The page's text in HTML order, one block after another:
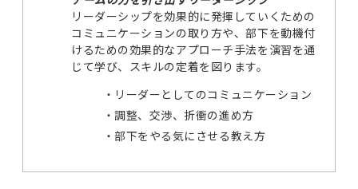
リーダーシップを効果的に発揮していくための
コミュニケーションの取り方や、部下を動機付
けるための効果的なアプローチ手法を演習を通
じて学び、スキルの定着を図ります。
リーダーとしてのコミュニケーション
調整、交渉、折衝の進め方
部下をやる気にさせる教え方